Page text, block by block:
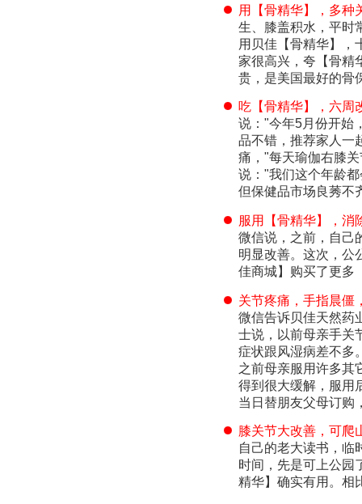
用【骨精华】，多种
生、膝盖积水，平时
用贝佳【骨精华】，
家很高兴，夸【骨精
贵，是美国最好的骨
吃【骨精华】，六周
说："今年5月份开始
品不错，推荐家人一
痛，"每天瑜伽右膝
说："我们这个年龄
但保健品市场良莠不
服用【骨精华】，消
微信说，之前，自己
明显改善。这次，公
佳商城】购买了更多
关节疼痛，手指晨僵
微信告诉贝佳天然药
士说，以前母亲手关
症状跟风湿病差不多
之前母亲服用许多其
得到很大缓解，服用
当日替朋友父母订购
膝关节大改善，可爬
自己的老大读书，临
时间，先是可上公园
精华】确实有用。相